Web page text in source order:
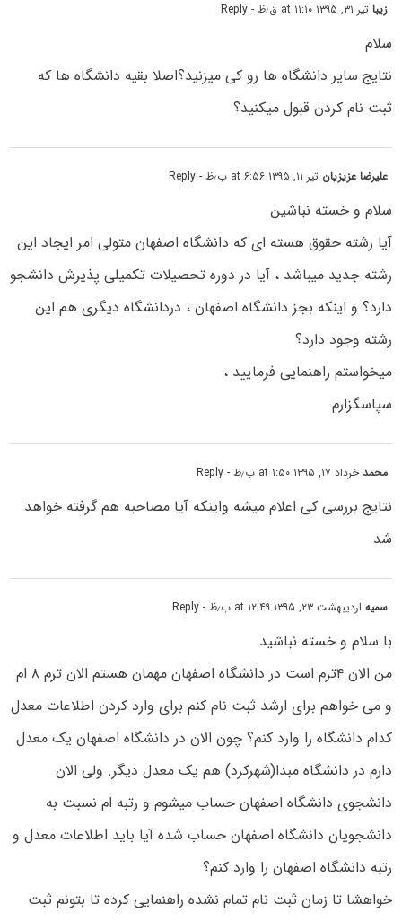
زیباتیر ۳۱, ۱۳۹۵ at ۱۱:۱۰ ق٫ظ - Reply
سلام
نتایج سایر دانشگاه ها رو کی میزنید؟اصلا بقیه دانشگاه ها که
ثبت نام کردن قبول میکنید؟
علیرضا عزیزیان تیر ۱۱, ۱۳۹۵ at ۶:۵۶ ب٫ظ - Reply
سلام و خسته نباشین
آیا رشته حقوق هسته ای که دانشگاه اصفهان متولی امر ایجاد این
رشته جدید میباشد ، آیا در دوره تحصیلات تکمیلی پذیرش دانشجو
دارد؟ و اینکه بجز دانشگاه اصفهان ، دردانشگاه دیگری هم این
رشته وجود دارد؟
میخواستم راهنمایی فرمایید ،
سپاسگزارم
محمدخرداد ۱۷, ۱۳۹۵ at ۱:۵۰ ب٫ظ - Reply
نتایج بررسی کی اعلام میشه واینکه آیا مصاحبه هم گرفته خواهد
شد
سمیهاردیبهشت ۲۳, ۱۳۹۵ at ۱۲:۴۹ ب٫ظ - Reply
با سلام و خسته نباشید
من الان ۴ترم است در دانشگاه اصفهان مهمان هستم الان ترم ۸ ام
و می خواهم برای ارشد ثبت نام کنم برای وارد کردن اطلاعات معدل
کدام دانشگاه را وارد کنم؟ چون الان در دانشگاه اصفهان یک معدل
دارم در دانشگاه مبدا(شهرکرد) هم یک معدل دیگر. ولی الان
دانشجوی دانشگاه اصفهان حساب میشوم و رتبه ام نسبت به
دانشجویان دانشگاه اصفهان حساب شده آیا باید اطلاعات معدل و
رتبه دانشگاه اصفهان را وارد کنم؟
خواهشا تا زمان ثبت نام تمام نشده راهنمایی کرده تا بتونم ثبت